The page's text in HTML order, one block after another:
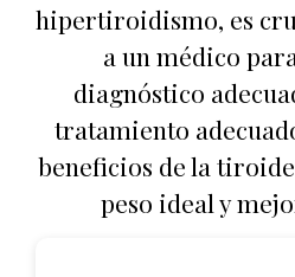
hipertiroidismo, es
a un médico
diagnóstico
tratamiento
beneficios de la
peso ideal y